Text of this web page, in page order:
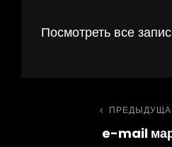
Посмотреть все
Навигация
e-mail